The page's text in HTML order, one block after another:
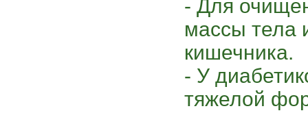
- Для
массы тела
кишечника.
- У
тяжелой